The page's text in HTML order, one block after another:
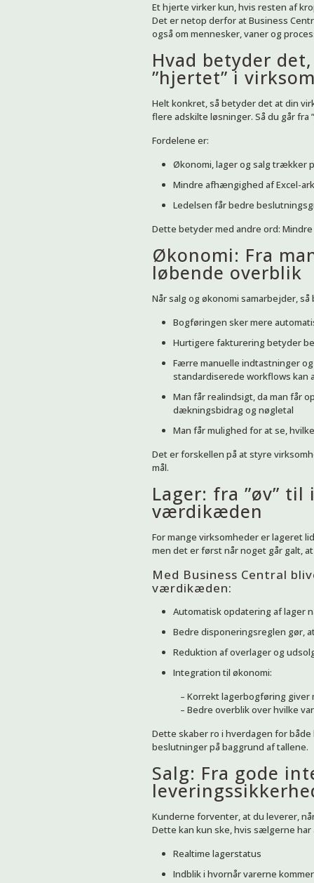
Et hjerte virker kun, hvis resten af
Det er netop derfor at Business
også om mennesker, vaner og
Hvad betyder
”hjertet” i
Helt konkret, så betyder det at din
flere adskilte løsninger. Så du går
Fordelene er:
Økonomi, lager og salg trækker
Mindre afhængighed af Excel-
Ledelsen får bedre
Dette betyder med andre ord:
Økonomi: Fra
løbende overblik
Når salg og økonomi samarbejder,
Bogføringen sker mere
Hurtigere fakturering betyder
Færre manuelle indtastninger
standardiserede workflows kan
Man får realindsigt, da man får
dækningsbidrag og nøgletal
Man får mulighed for at se,
Det er forskellen på at styre
mål.
Lager: fra ”øv”
værdikæden
For mange virksomheder er lageret
men det er først når noget går galt,
Med Business Central
værdikæden:
Automatisk opdatering af lager
Bedre disponeringsreglen gør,
Reduktion af overlager og
Integration til økonomi:
– Korrekt lagerbogføring
– Bedre overblik over hvilke
Dette skaber ro i hverdagen for
beslutninger på baggrund af tallene.
Salg: Fra gode
Kunderne forventer, at du leverer,
Dette kan kun ske, hvis sælgerne
Realtime lagerstatus
Indblik i hvornår varerne